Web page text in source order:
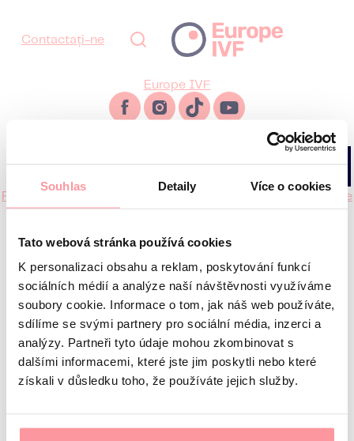
Souhlas Detaily Více o cookies
Tato webová stránka používá cookies
K personalizaci obsahu a reklam, poskytování funkcí
sociálních médií a analýze naší návštěvnosti využíváme
soubory cookie. Informace o tom, jak náš web používáte,
sdílíme se svými partnery pro sociální média, inzerci a
analýzy. Partneři tyto údaje mohou zkombinovat s
dalšími informacemi, které jste jim poskytli nebo které
získali v důsledku toho, že používáte jejich služby.
Contactați-ne
Europe IVF
Srpski Русский
Prelucrarea datelor cu caracter personal
Certificare
Contactați-ne